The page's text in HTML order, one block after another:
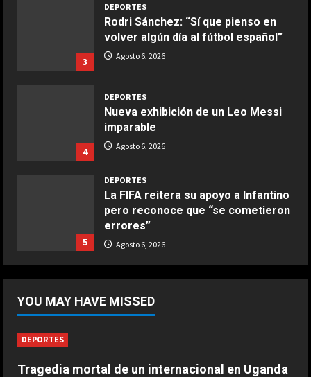
COCINA
aire
COCINA
Buñuelos de alcachofas
5
3
DEPORTES
Rodri Sánchez: “Sí que pienso en
volver algún día al fútbol español”
Agosto 6, 2026
4
DEPORTES
Nueva exhibición de un Leo Messi
imparable
Agosto 6, 2026
5
DEPORTES
La FIFA reitera su apoyo a Infantino
pero reconoce que “se cometieron
errores”
Agosto 6, 2026
DEPORTES
un gol de otra liga
DEPORTES
YOU MAY HAVE MISSED
DEPORTES
Tragedia mortal de un internacional en Uganda